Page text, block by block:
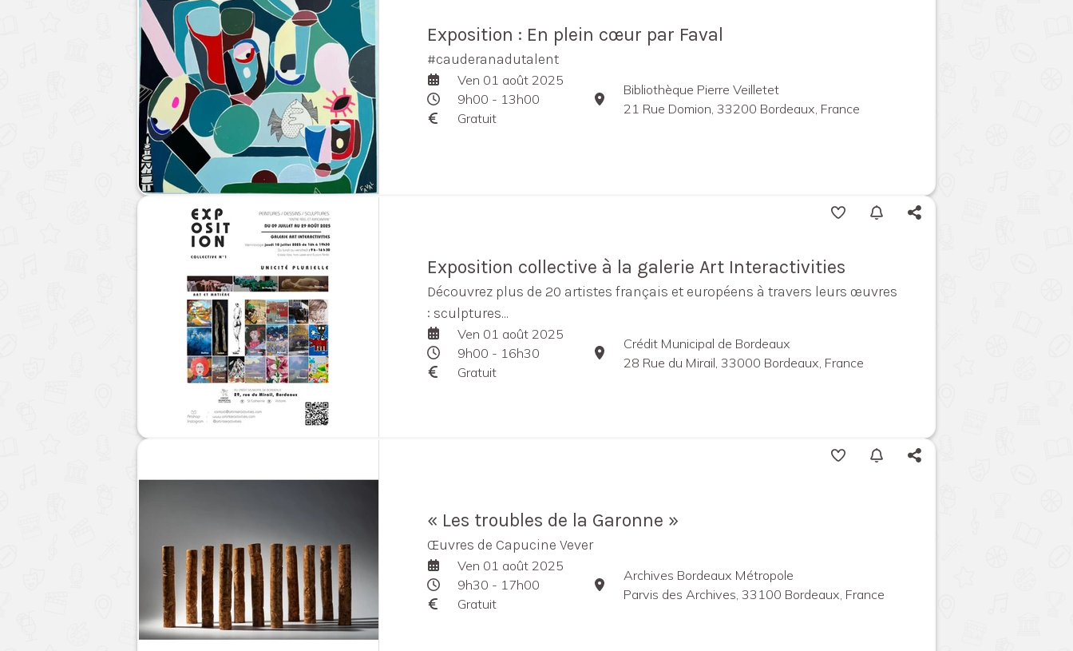
Exposition : En plein cœur par Faval
#cauderanadutalent
Ven 01 août 2025
9h00 - 13h00
Gratuit
Bibliothèque Pierre Veilletet
21 Rue Domion, 33200 Bordeaux, France
Exposition collective à la galerie Art Interactivities
Découvrez plus de 20 artistes français et européens à travers leurs œuvres
: sculptures...
Ven 01 août 2025
9h00 - 16h30
Gratuit
Crédit Municipal de Bordeaux
28 Rue du Mirail, 33000 Bordeaux, France
« Les troubles de la Garonne »
Œuvres de Capucine Vever
Ven 01 août 2025
9h30 - 17h00
Gratuit
Archives Bordeaux Métropole
Parvis des Archives, 33100 Bordeaux, France